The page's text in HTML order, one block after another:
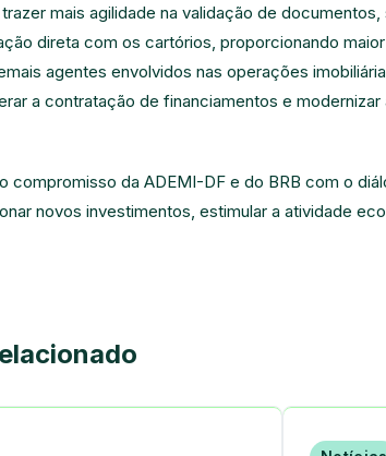
mais agilidade na validação de
direta com os cartórios, proporcionando
agentes envolvidos nas operações
a contratação de financiamentos e
compromisso da ADEMI-DF e do BRB com o
novos investimentos, estimular a atividade